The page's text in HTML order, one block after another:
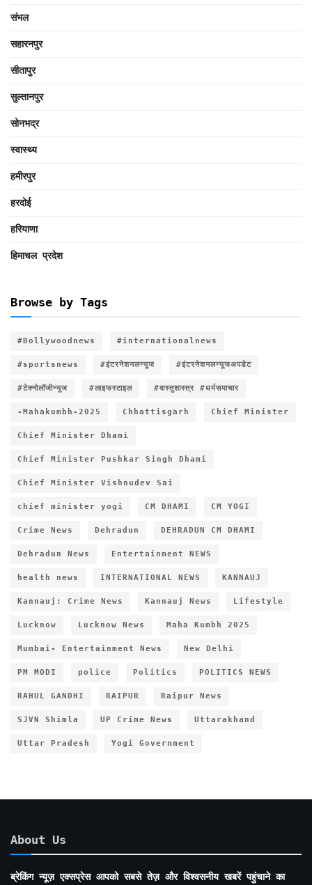
संभल
सहारनपुर
सीतापुर
सुल्तानपुर
सोनभद्र
स्वास्थ्य
हमीरपुर
हरदोई
हरियाणा
हिमाचल प्रदेश
Browse by Tags
#Bollywoodnews #internationalnews
#sportsnews #इंटरनेशनलन्यूज #इंटरनेशनलन्यूजअपडेट
#टेक्नोलॉजीन्यूज #लाइफस्टाइल #वास्तुशास्त्र #धर्मसमाचार
-Mahakumbh-2025 Chhattisgarh Chief Minister
Chief Minister Dhami
Chief Minister Pushkar Singh Dhami
Chief Minister Vishnudev Sai
chief minister yogi CM DHAMI CM YOGI
Crime News Dehradun DEHRADUN CM DHAMI
Dehradun News Entertainment NEWS
health news INTERNATIONAL NEWS KANNAUJ
Kannauj: Crime News Kannauj News Lifestyle
Lucknow Lucknow News Maha Kumbh 2025
Mumbai- Entertainment News New Delhi
PM MODI police Politics POLITICS NEWS
RAHUL GANDHI RAIPUR Raipur News
SJVN Shimla UP Crime News Uttarakhand
Uttar Pradesh Yogi Government
About Us
ब्रेकिंग न्यूज़ एक्सप्रेस आपको सबसे तेज़ और विश्वसनीय खबरें पहुंचाने का